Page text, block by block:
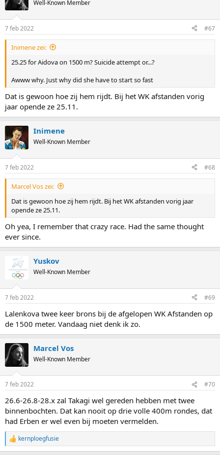
Well-Known Member
7 feb 2022 #67
Inimene zei:
25.25 for Aidova on 1500 m? Suicide attempt or...?
Awww why. Just why did she have to start so fast
Dat is gewoon hoe zij hem rijdt. Bij het WK afstanden vorig
jaar opende ze 25.11.
Inimene
Well-Known Member
7 feb 2022 #68
Marcel Vos zei:
Dat is gewoon hoe zij hem rijdt. Bij het WK afstanden vorig jaar
opende ze 25.11.
Oh yea, I remember that crazy race. Had the same thought
ever since.
Yuskov
Well-Known Member
7 feb 2022 #69
Lalenkova twee keer brons bij de afgelopen WK Afstanden op
de 1500 meter. Vandaag niet denk ik zo.
Marcel Vos
Well-Known Member
7 feb 2022 #70
26.6-26.8-28.x zal Takagi wel gereden hebben met twee
binnenbochten. Dat kan nooit op drie volle 400m rondes, dat
had Erben er wel even bij moeten vermelden.
R
e
kernploegfusie